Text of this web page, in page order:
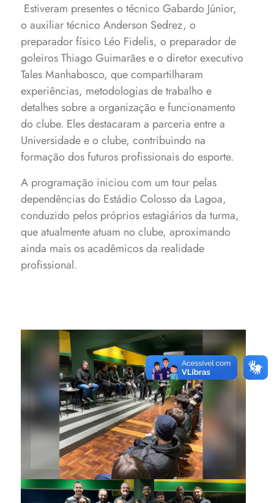
Estiveram presentes o técnico Gabardo Júnior,
o auxiliar técnico Anderson Sedrez, o
preparador físico Léo Fidelis, o preparador de
goleiros Thiago Guimarães e o diretor executivo
Tales Manhabosco, que compartilharam
experiências, metodologias de trabalho e
detalhes sobre a organização e funcionamento
do clube. Eles destacaram a parceria entre a
Universidade e o clube, contribuindo na
formação dos futuros profissionais do esporte.
A programação iniciou com um tour pelas
dependências do Estádio Colosso da Lagoa,
conduzido pelos próprios estagiários da turma,
que atualmente atuam no clube, aproximando
ainda mais os acadêmicos da realidade
profissional.
Equipe técnica do Ypiranga
falou sobre o trabalho e a
organização do clube